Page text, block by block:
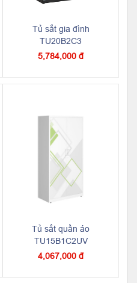
Tủ sắt gia đình
TU20B2C3
5,784,000 đ
Tủ sắt quần áo
TU15B1C2UV
4,067,000 đ